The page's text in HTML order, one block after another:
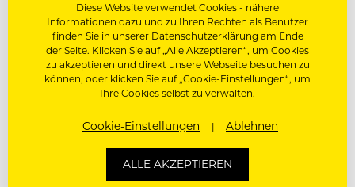
Diese Website verwendet Cookies - nähere
Informationen dazu und zu Ihren Rechten als Benutzer
finden Sie in unserer Datenschutzerklärung am Ende
der Seite. Klicken Sie auf „Alle Akzeptieren“, um Cookies
zu akzeptieren und direkt unsere Webseite besuchen zu
können, oder klicken Sie auf „Cookie-Einstellungen“, um
Ihre Cookies selbst zu verwalten.
Cookie-Einstellungen Ablehnen
ALLE AKZEPTIEREN